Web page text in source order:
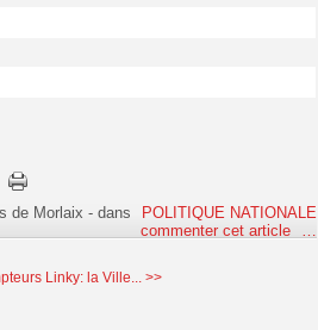
de Morlaix -dans
POLITIQUE NATIONALE
commenter cet article
…
Linky: la Ville... >>